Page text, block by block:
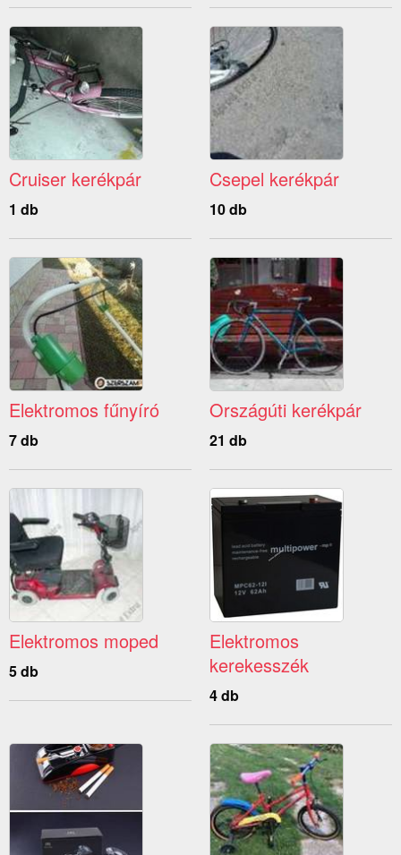
Cruiser kerékpár
1 db
Csepel kerékpár
10 db
Elektromos fűnyíró
7 db
Országúti kerékpár
21 db
Elektromos moped
5 db
Elektromos
kerekesszék
4 db